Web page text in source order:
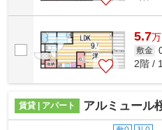
5.7万
敷金
2階 /
賃貸 | アパート アルミュール